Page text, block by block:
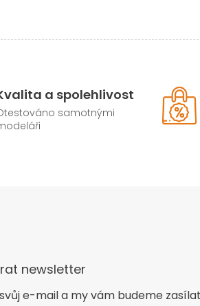
a spolehlivost
samotnými
newsletter
e-mail a my vám budeme